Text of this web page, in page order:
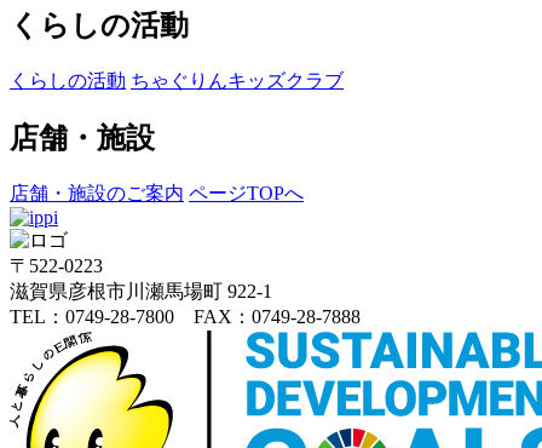
くらしの活動
くらしの活動 ちゃぐりんキッズクラブ
店舗・施設
店舗・施設のご案内 ページTOPへ
〒522-0223
滋賀県彦根市川瀬馬場町 922-1
TEL：0749-28-7800 FAX：0749-28-7888